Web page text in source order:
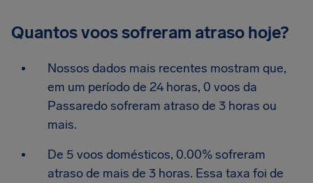
Quantos voos sofreram atraso hoje?
Nossos dados mais recentes mostram que,
em um período de 24 horas, 0 voos da
Passaredo sofreram atraso de 3 horas ou
mais.
De 5 voos domésticos, 0.00% sofreram
atraso de mais de 3 horas. Essa taxa foi de